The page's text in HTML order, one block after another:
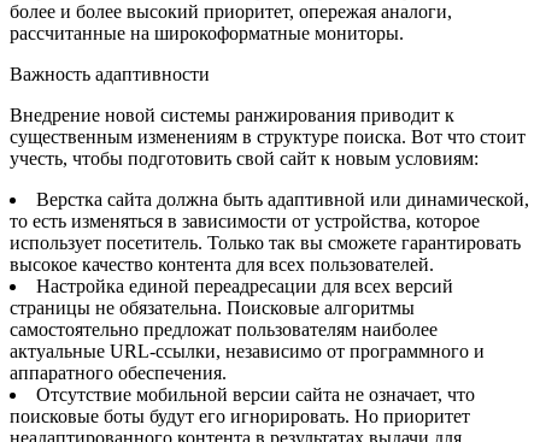
более и более высокий приоритет, опережая аналоги,
рассчитанные на широкоформатные мониторы.
Важность адаптивности
Внедрение новой системы ранжирования приводит к
существенным изменениям в структуре поиска. Вот что стоит
учесть, чтобы подготовить свой сайт к новым условиям:
Верстка сайта должна быть адаптивной или динамической,
то есть изменяться в зависимости от устройства, которое
использует посетитель. Только так вы сможете гарантировать
высокое качество контента для всех пользователей.
Настройка единой переадресации для всех версий
страницы не обязательна. Поисковые алгоритмы
самостоятельно предложат пользователям наиболее
актуальные URL-ссылки, независимо от программного и
аппаратного обеспечения.
Отсутствие мобильной версии сайта не означает, что
поисковые боты будут его игнорировать. Но приоритет
неадаптированного контента в результатах выдачи для